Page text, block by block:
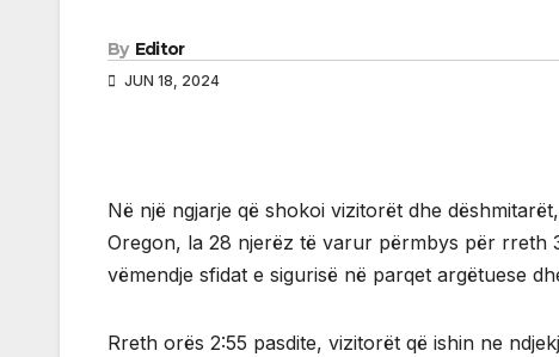
By Editor
JUN 18, 2024
Në një ngjarje që shokoi vizitorët dhe
Oregon, la 28 njerëz të varur përmbys për rreth
vëmendje sfidat e sigurisë në parqet argëtuese
Rreth orës 2:55 pasdite, vizitorët që ishin ne